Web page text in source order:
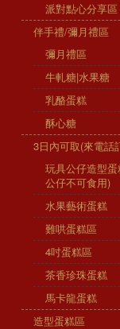
派對點心分享區
伴手禮/彌月禮區
彌月禮區
牛軋糖|水果糖
乳酪蛋糕
酥心糖
3日內可取(來電話
玩具公仔造型
公仔不可食用)
水果藝術蛋糕
難哄蛋糕區
4吋蛋糕區
茶香珍珠蛋糕
馬卡龍蛋糕
造型蛋糕區